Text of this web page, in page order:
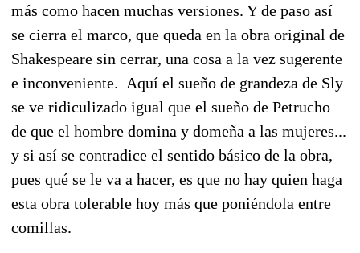
más como hacen muchas versiones. Y de paso así
se cierra el marco, que queda en la obra original de
Shakespeare sin cerrar, una cosa a la vez sugerente
e inconveniente. Aquí el sueño de grandeza de Sly
se ve ridiculizado igual que el sueño de Petrucho
de que el hombre domina y domeña a las mujeres...
y si así se contradice el sentido básico de la obra,
pues qué se le va a hacer, es que no hay quien haga
esta obra tolerable hoy más que poniéndola entre
comillas.